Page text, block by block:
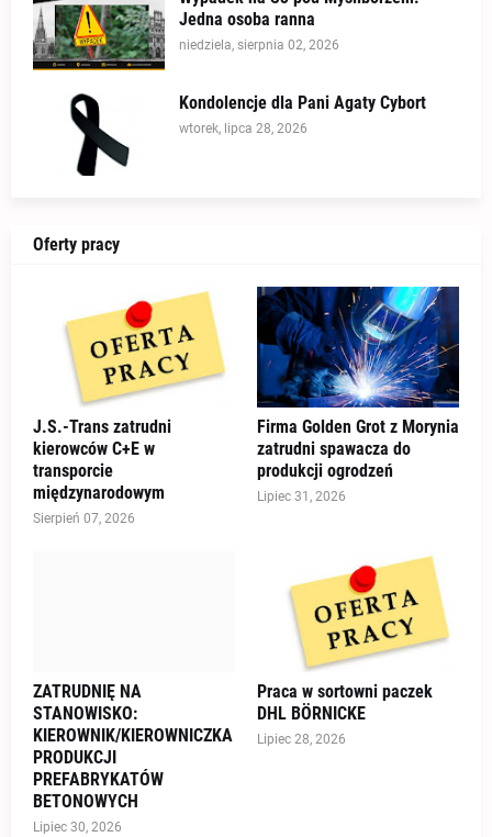
Jedna osoba ranna
niedziela, sierpnia 02, 2026
Kondolencje dla Pani Agaty Cybort
wtorek, lipca 28, 2026
Oferty pracy
J.S.-Trans zatrudni
kierowców C+E w
transporcie
międzynarodowym
Sierpień 07, 2026
Firma Golden Grot z Morynia
zatrudni spawacza do
produkcji ogrodzeń
Lipiec 31, 2026
ZATRUDNIĘ NA
STANOWISKO:
KIEROWNIK/KIEROWNICZKA
PRODUKCJI
PREFABRYKATÓW
BETONOWYCH
Lipiec 30, 2026
Praca w sortowni paczek
DHL BÖRNICKE
Lipiec 28, 2026